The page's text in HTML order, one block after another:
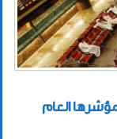
العام